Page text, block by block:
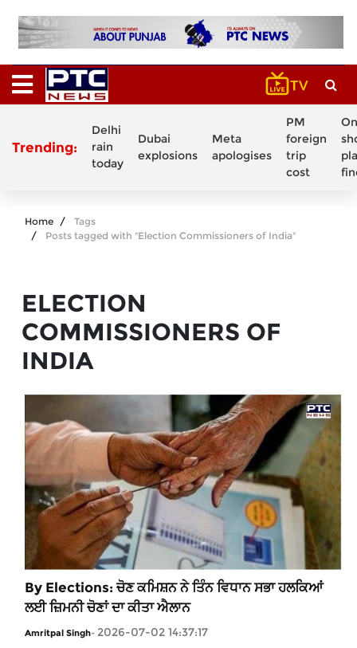
Trending:
Delhi
rain
today
Dubai
explosions
Meta
apologises
PM
foreign
trip
cost
Home
Tags
Posts tagged with "Election Commissioners of India"
ELECTION
COMMISSIONERS OF
INDIA
By Elections: ਚੋਣ ਕਮਿਸ਼ਨ ਨੇ ਤਿੰਨ ਵਿਧਾਨ ਸਭਾ ਹਲਕਿਆਂ
ਲਈ ਜ਼ਿਮਨੀ ਚੋਣਾਂ ਦਾ ਕੀਤਾ ਐਲਾਨ
Amritpal Singh- 2026-07-02 14:37:17